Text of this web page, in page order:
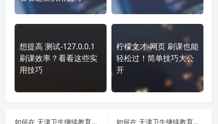
想提高 测试-127.0.0.1
刷课效率？看看这些实
用技巧
柠檬文才-网页 刷课也能
轻松过！简单技巧大公
开
如何在 天津卫生继续教育培训网-tjws.cmechina.net 平台快速完成学习任务？ 如何在 天津卫生继续教育培训网-宁河区-tjnhwjw.cmechina.net 平台快速完成学习任务？